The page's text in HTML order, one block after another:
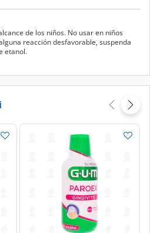
de los niños. No usar en niños
reacción desfavorable, suspenda
etanol.